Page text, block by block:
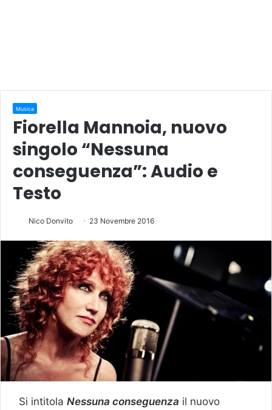
Musica
Fiorella Mannoia, nuovo
singolo “Nessuna
conseguenza”: Audio e
Testo
Nico Donvito 23 Novembre 2016
Si intitola Nessuna conseguenza il nuovo